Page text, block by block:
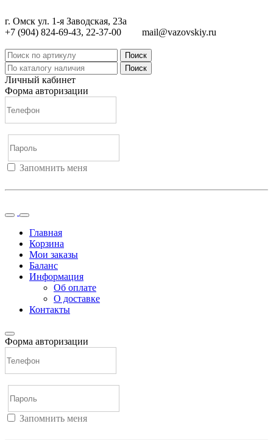
г. Омск ул. 1-я Заводская, 23а
+7 (904) 824-69-43, 22-37-00
mail@vazovskiy.ru
Поиск
Поиск
Личный кабинет
Форма авторизации
Запомнить меня
Главная
Корзина
Мои заказы
Баланс
Информация
Об оплате
О доставке
Контакты
Форма авторизации
Запомнить меня